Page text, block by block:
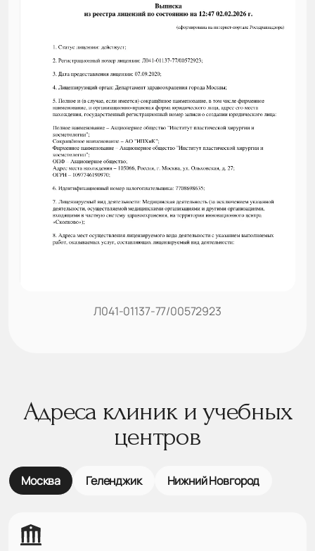
Л041-01137-77/00572923
Адреса клиник и учебных
центров
Москва Геленджик Нижний Новгород